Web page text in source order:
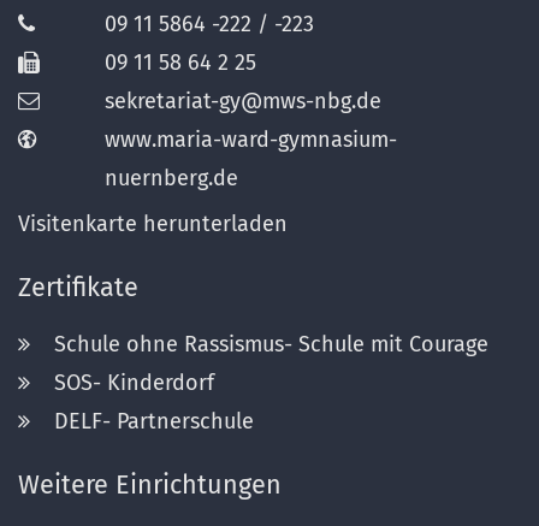
09 11 5864 -222 / -223
09 11 58 64 2 25
sekretariat-gy@mws-nbg.de
www.maria-ward-gymnasium-
nuernberg.de
Visitenkarte herunterladen
Zertifikate
Schule ohne Rassismus- Schule mit Courage
SOS- Kinderdorf
DELF- Partnerschule
Weitere Einrichtungen